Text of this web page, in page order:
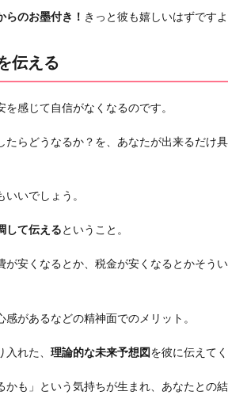
らのお墨付き！ きっと彼も嬉しいはずですよ
伝える
感じて自信がなくなるのです。
らどうなるか？を、あなたが出来るだけ
いでしょう。
して伝えるということ。
安くなるとか、税金が安くなるとかそう
があるなどの精神面でのメリット。
れた、 理論的な未来予想図を彼に伝えてく
も」という気持ちが生まれ、あなたとの